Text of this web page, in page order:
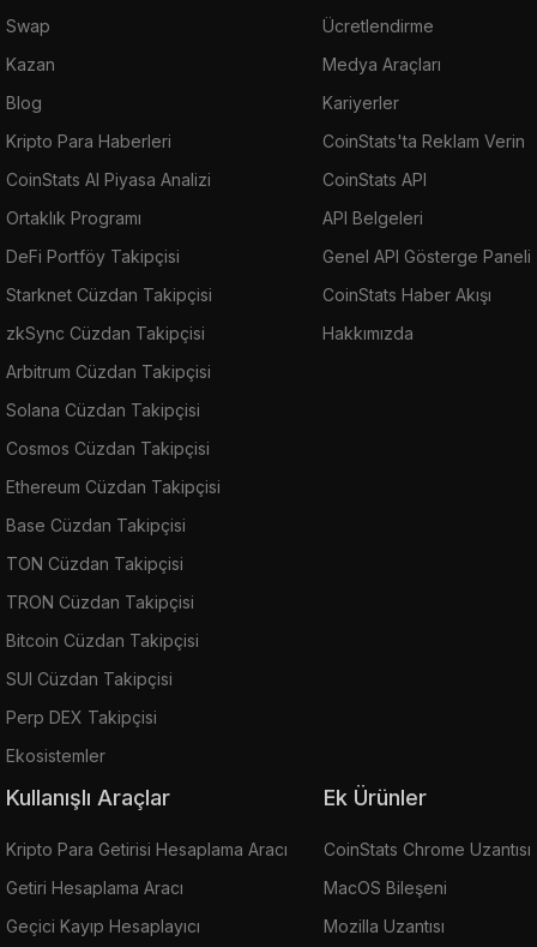
Swap
Kazan
Blog
Kripto Para Haberleri
CoinStats AI Piyasa Analizi
Ortaklık Programı
DeFi Portföy Takipçisi
Starknet Cüzdan Takipçisi
zkSync Cüzdan Takipçisi
Arbitrum Cüzdan Takipçisi
Solana Cüzdan Takipçisi
Cosmos Cüzdan Takipçisi
Ethereum Cüzdan Takipçisi
Base Cüzdan Takipçisi
TON Cüzdan Takipçisi
TRON Cüzdan Takipçisi
Bitcoin Cüzdan Takipçisi
SUI Cüzdan Takipçisi
Perp DEX Takipçisi
Ekosistemler
Ücretlendirme
Medya Araçları
Kariyerler
CoinStats'ta Reklam Verin
CoinStats API
API Belgeleri
Genel API Gösterge Paneli
CoinStats Haber Akışı
Hakkımızda
Kullanışlı Araçlar
Kripto Para Getirisi Hesaplama Aracı
Getiri Hesaplama Aracı
Geçici Kayıp Hesaplayıcı
Ek Ürünler
CoinStats Chrome Uzantısı
MacOS Bileşeni
Mozilla Uzantısı